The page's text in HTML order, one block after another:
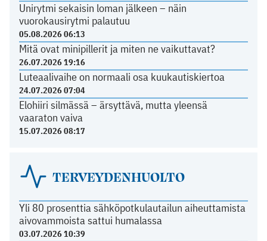
Unirytmi sekaisin loman jälkeen – näin
vuorokausirytmi palautuu
05.08.2026 06:13
Mitä ovat minipillerit ja miten ne vaikuttavat?
26.07.2026 19:16
Luteaalivaihe on normaali osa kuukautiskiertoa
24.07.2026 07:04
Elohiiri silmässä – ärsyttävä, mutta yleensä
vaaraton vaiva
15.07.2026 08:17
TERVEYDENHUOLTO
Yli 80 prosenttia sähköpotkulautailun aiheuttamista
aivovammoista sattui humalassa
03.07.2026 10:39